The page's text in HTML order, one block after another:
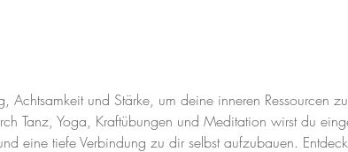
Achtsamkeit und Stärke, um deine inneren Ressourcen
Tanz, Yoga, Kraftübungen und Meditation wirst du
eine tiefe Verbindung zu dir selbst aufzubauen.